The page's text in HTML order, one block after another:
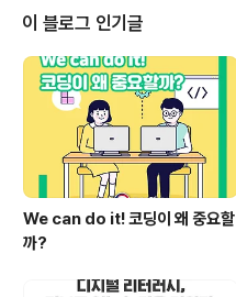
이 블로그 인기글
We can do it! 코딩이 왜 중요할
까?